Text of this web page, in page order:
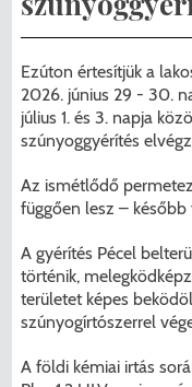
Péceli
Komplex
Pécel
alábbi
2025/
Ezúton értesítjük a
2026. június 29 - 30.
július 1. és 3. napja
szúnyoggyérítés
Az ismétlődő
függően lesz –
A gyérítés Pécel
történik,
területet képes
szúnyogírtószerrel
A földi kémiai irtás